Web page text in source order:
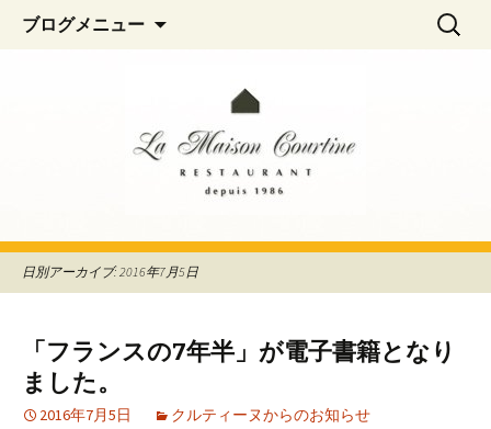
La Maison Courtine
阿佐ヶ谷、荻窪のフレンチレストラン
「La Maison Courtine（ラ・メゾン・クル
ブログメニュー
へ
移
検
日別アーカイブ: 2016年7月5日
「フランスの7年半」が電子書籍となり
ました。
2016年7月5日 クルティーヌからのお知らせ